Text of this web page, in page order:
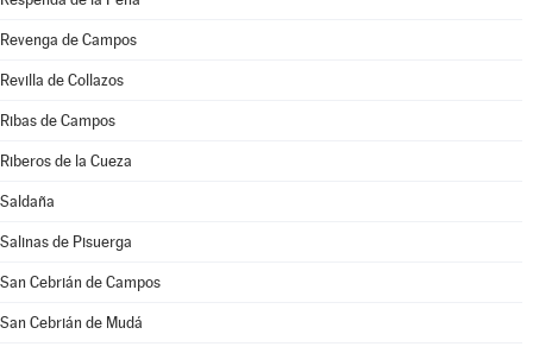
Revenga de Campos
Revilla de Collazos
Ribas de Campos
Riberos de la Cueza
Saldaña
Salinas de Pisuerga
San Cebrián de Campos
San Cebrián de Mudá